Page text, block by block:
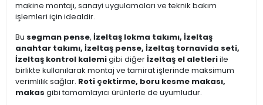
makine montajı, sanayi uygulamaları ve teknik bakım
işlemleri için idealdir.
Bu segman pense, İzeltaş lokma takımı, İzeltaş
anahtar takımı, İzeltaş pense, İzeltaş tornavida seti,
İzeltaş kontrol kalemigibi diğerİzeltaş el aletleriile
birlikte kullanılarak montaj ve tamirat işlerinde maksimum
verimlilik sağlar. Roti çektirme, boru kesme makası,
makas gibi tamamlayıcı ürünlerle de uyumludur.